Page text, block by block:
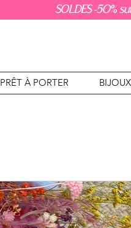
SOLDES -50%
PRÊT À PORTER